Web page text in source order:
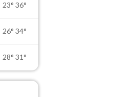
23° 36°
26° 34°
28° 31°